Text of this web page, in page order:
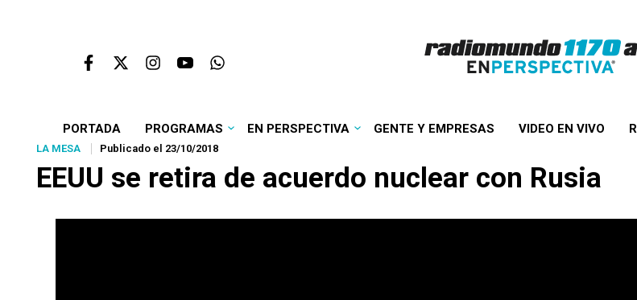
PORTADA PROGRAMAS EN PERSPECTIVA GENTE Y EMPRESAS VIDEO EN VIVO
LA MESA Publicado el 23/10/2018
EEUU se retira de acuerdo nuclear con Rusia